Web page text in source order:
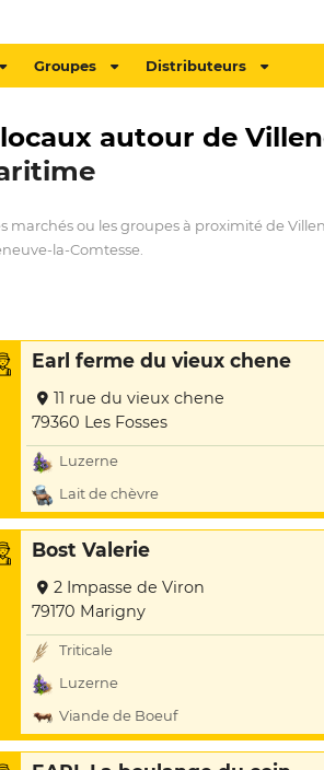
Groupes Distributeurs
autour de
marchés ou les groupes à proximité de
la-Comtesse.
Earl ferme du vieux chene
11 rue du vieux chene
79360 Les Fosses
Luzerne
Lait de chèvre
Bost Valerie
2 Impasse de Viron
79170 Marigny
Triticale
Luzerne
Viande de Boeuf